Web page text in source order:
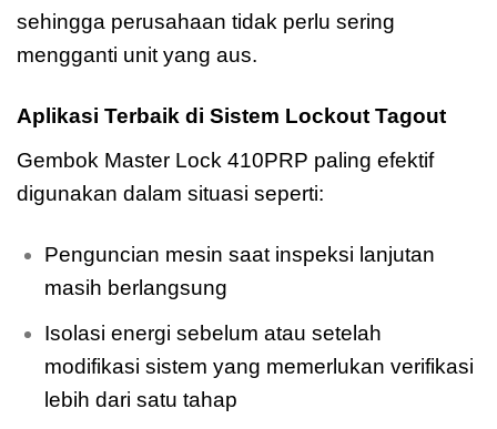
sehingga perusahaan tidak perlu sering
mengganti unit yang aus.
Aplikasi Terbaik di Sistem Lockout Tagout
Gembok Master Lock 410PRP paling efektif
digunakan dalam situasi seperti:
Penguncian mesin saat inspeksi lanjutan
masih berlangsung
Isolasi energi sebelum atau setelah
modifikasi sistem yang memerlukan verifikasi
lebih dari satu tahap